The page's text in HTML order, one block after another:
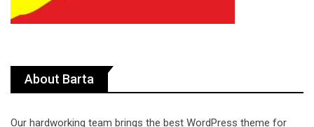
About Barta
Our hardworking team brings the best WordPress theme for